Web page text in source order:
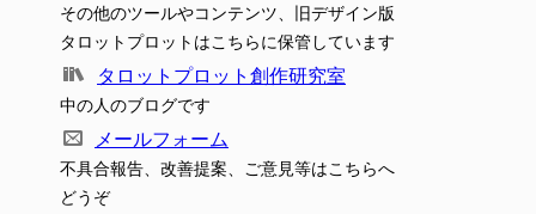
その他のツールやコンテンツ、旧デザイン版
タロットプロットはこちらに保管しています
タロットプロット創作研究室
中の人のブログです
メールフォーム
不具合報告、改善提案、ご意見等はこちらへ
どうぞ